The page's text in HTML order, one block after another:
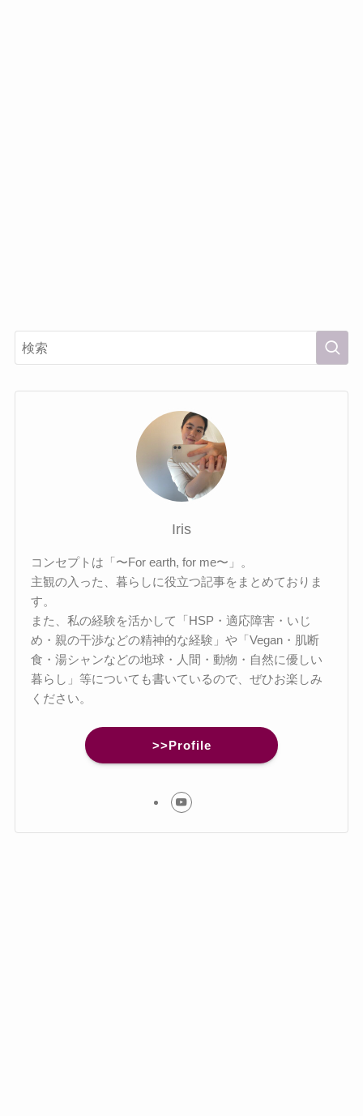
Iris
コンセプトは「〜For earth, for me〜」。
主観の入った、暮らしに役立つ記事をまとめておりま
す。
また、私の経験を活かして「HSP・適応障害・いじ
め・親の干渉などの精神的な経験」や「Vegan・肌断
食・湯シャンなどの地球・人間・動物・自然に優しい
暮らし」等についても書いているので、ぜひお楽しみ
ください。
>>Profile